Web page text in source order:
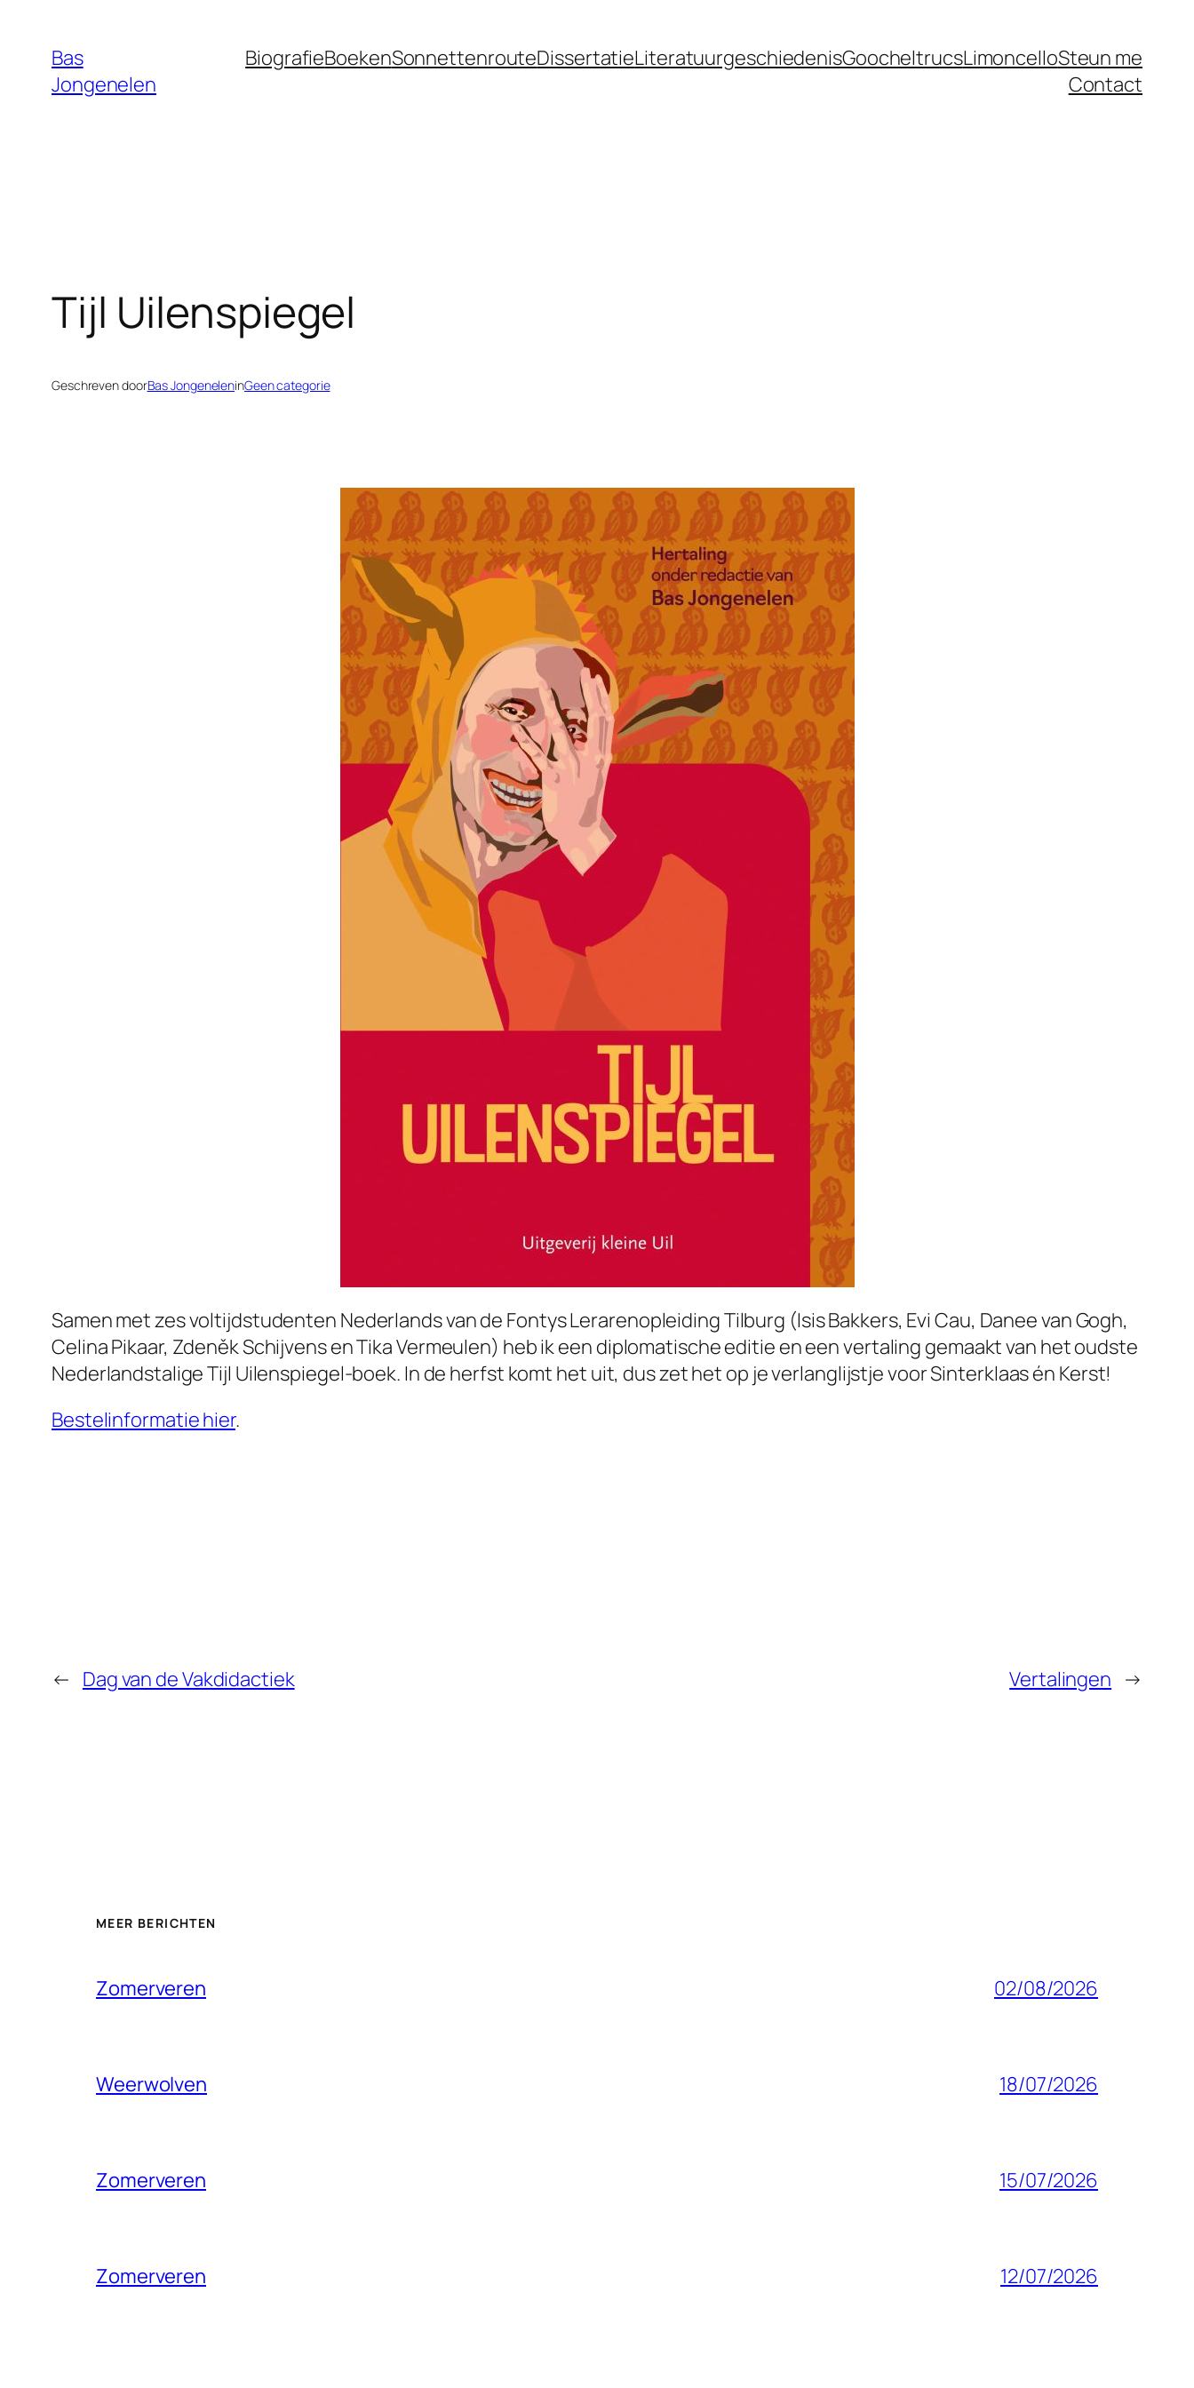
inhoud
Bas
Jongenelen
BiografieBoekenSonnettenrouteDissertatieLiteratuurgeschiedenisGoocheltrucsLimoncelloSteun me
Contact
Tijl Uilenspiegel
Geschreven doorBas JongeneleninGeen categorie
Samen met zes voltijdstudenten Nederlands van de Fontys Lerarenopleiding Tilburg (Isis Bakkers, Evi Cau, Danee van Gogh,
Celina Pikaar, Zdeněk Schijvens en Tika Vermeulen) heb ik een diplomatische editie en een vertaling gemaakt van het oudste
Nederlandstalige Tijl Uilenspiegel-boek. In de herfst komt het uit, dus zet het op je verlanglijstje voor Sinterklaas én Kerst!
Bestelinformatie hier.
← Dag van de Vakdidactiek Vertalingen →
MEER BERICHTEN
Zomerveren 02/08/2026
Weerwolven 18/07/2026
Zomerveren 15/07/2026
Zomerveren 12/07/2026